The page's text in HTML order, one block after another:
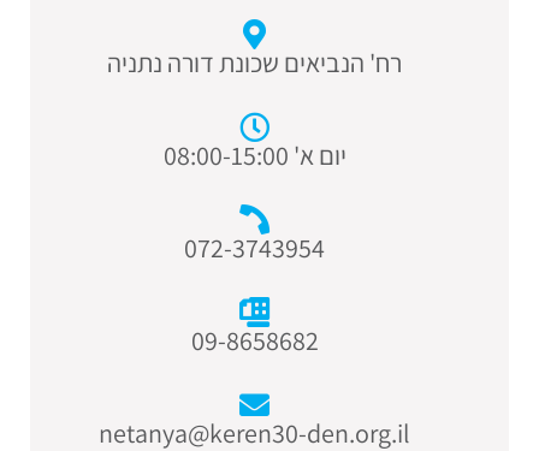
רח' הנביאים שכונת דורה נתניה
יום א' 08:00-15:00
072-3743954
09-8658682
netanya@keren30-den.org.il